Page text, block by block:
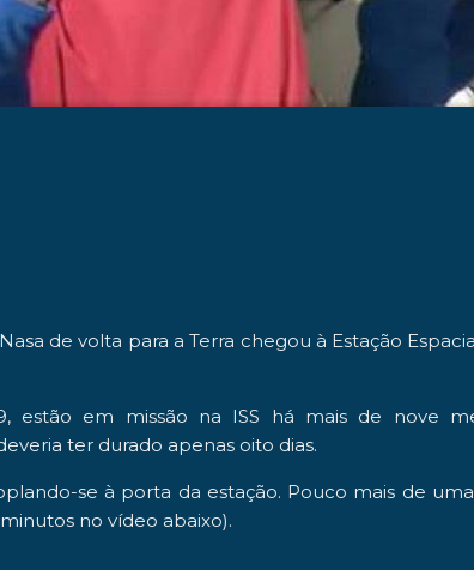
de volta para a Terra chegou à Estação
estão em missão na ISS há mais de nove
ter durado apenas oito dias.
se à porta da estação. Pouco mais de
no vídeo abaixo).